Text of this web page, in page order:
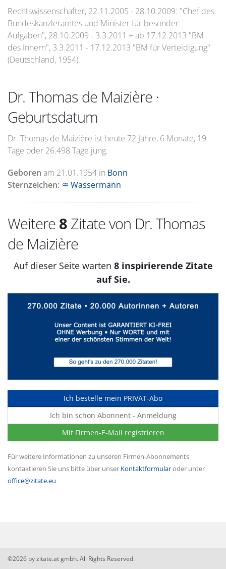
Rechtswissenschafter, 22.11.2005 - 28.10.2009: "Chef des
Bundeskanzleramtes und Minister für besonder
Aufgaben", 28.10.2009 - 3.3.2011 + ab 17.12.2013 "BM
des Innern", 3.3.2011 - 17.12.2013 "BM für Verteidigung"
(Deutschland, 1954).
Dr. Thomas de Maizière ·
Geburtsdatum
Dr. Thomas de Maizière ist heute 72 Jahre, 6 Monate, 19
Tage oder 26.498 Tage jung.
Geboren am 21.01.1954 in Bonn
Sternzeichen: ♒ Wassermann
Weitere 8 Zitate von Dr. Thomas
de Maizière
Auf dieser Seite warten 8 inspirierende Zitate
auf Sie.
Ich bestelle mein PRIVAT-Abo
Ich bin schon Abonnent - Anmeldung
Mit Firmen-E-Mail registrieren
Für weitere Informationen zu unseren Firmen-Abonnements
kontaktieren Sie uns bitte über unser Kontaktformularoder unter
office@zitate.eu
©2026 by zitate.at gmbh. All Rights Reserved.